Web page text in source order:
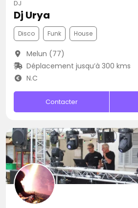
DJ
Dj Urya
Disco Funk House
Melun (77)
Déplacement jusqu’à 300 kms
N.C
Contacter